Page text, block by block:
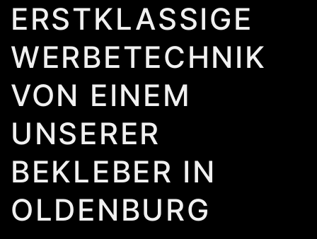
ERSTKLASSIGE
WERBETECHNIK
VON EINEM
UNSERER
BEKLEBER IN
OLDENBURG